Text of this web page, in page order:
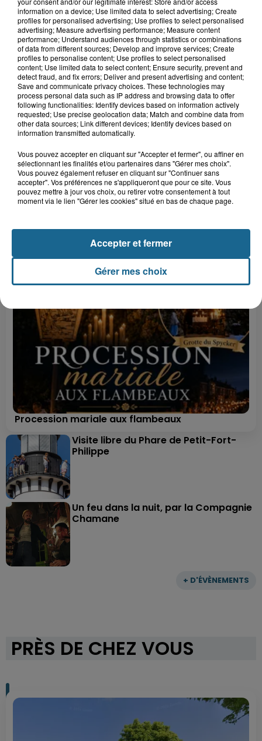
+ DE CADEAUX
Gagnez vos entrées pour Dennlys
Parc
Gagnez vos entrées pour le parc
Bagatelle
Gagnez vos entrées pour Plopsaland
+ D'ÉVÈNEMENTS
Procession mariale aux flambeaux
Visite libre du Phare de Petit-Fort-
Philippe
Un feu dans la nuit, par la Compagnie
Chamane
PRÈS DE CHEZ VOUS
information on a device; Use limited data to select advertising; Create
profiles for personalised advertising; Use profiles to select personalised
advertising; Measure advertising performance; Measure content
performance; Understand audiences through statistics or combinations
of data from different sources; Develop and improve services; Create
profiles to personalise content; Use profiles to select personalised
content; Use limited data to select content; Ensure security, prevent and
detect fraud, and fix errors; Deliver and present advertising and content;
Save and communicate privacy choices. These technologies may
process personal data such as IP address and browsing data to offer
following functionalities: Identify devices based on information actively
requested; Use precise geolocation data; Match and combine data from
other data sources; Link different devices; Identify devices based on
information transmitted automatically.
Vous pouvez accepter en cliquant sur "Accepter et fermer", ou affiner en
sélectionnant les finalités et/ou partenaires dans "Gérer mes choix".
Vous pouvez également refuser en cliquant sur "Continuer sans
accepter". Vos préférences ne s'appliqueront que pour ce site. Vous
pouvez mettre à jour vos choix, ou retirer votre consentement à tout
moment via le lien "Gérer les cookies" situé en bas de chaque page.
Gérer mes choix
Accepter et fermer